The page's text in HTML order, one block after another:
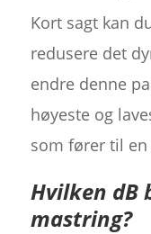
Kort sagt kan
redusere det
endre denne
høyeste og
som fører til en
Hvilken dB
mastring?